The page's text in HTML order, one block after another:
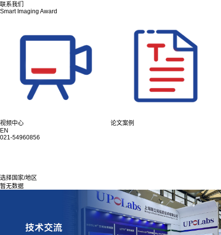
联系我们
Smart Imaging Award
视频中心
论文案例
EN
021-54960856
选择国家/地区
暂无数据